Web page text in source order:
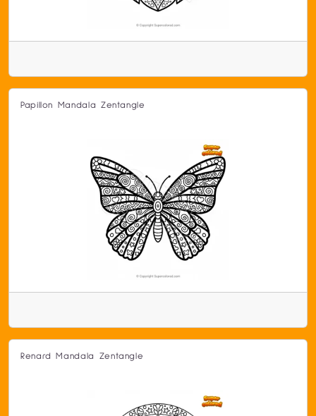
Papillon Mandala Zentangle
Renard Mandala Zentangle